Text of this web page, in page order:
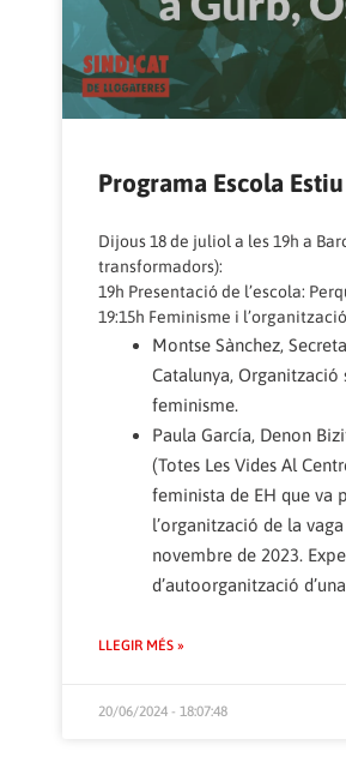
Programa Escola
Dijous 18 de juliol a les 19h a
transformadors):
19h Presentació de l’escola:
19:15h Feminisme i
Montse Sànchez,
Catalunya, Organització
feminisme.
Paula García, Denon
(Totes Les Vides Al
feminista de EH que va
l’organització de la
novembre de 2023.
d’autoorganització
LLEGIR MÉS »
20/06/2024 - 18:07:48